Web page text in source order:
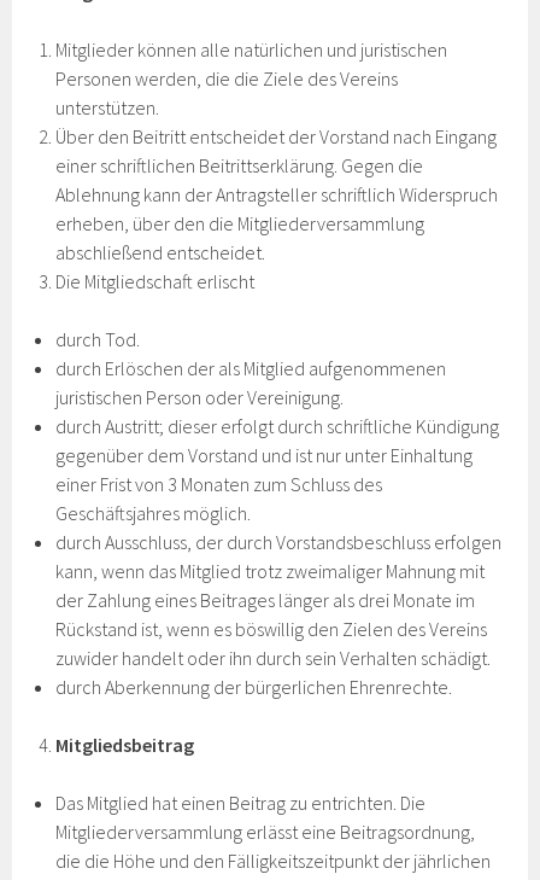
Mitglieder können alle natürlichen und juristischen
Personen werden, die die Ziele des Vereins
unterstützen.
Über den Beitritt entscheidet der Vorstand nach Eingang
einer schriftlichen Beitrittserklärung. Gegen die
Ablehnung kann der Antragsteller schriftlich Widerspruch
erheben, über den die Mitgliederversammlung
abschließend entscheidet.
Die Mitgliedschaft erlischt
durch Tod.
durch Erlöschen der als Mitglied aufgenommenen
juristischen Person oder Vereinigung.
durch Austritt; dieser erfolgt durch schriftliche Kündigung
gegenüber dem Vorstand und ist nur unter Einhaltung
einer Frist von 3 Monaten zum Schluss des
Geschäftsjahres möglich.
durch Ausschluss, der durch Vorstandsbeschluss erfolgen
kann, wenn das Mitglied trotz zweimaliger Mahnung mit
der Zahlung eines Beitrages länger als drei Monate im
Rückstand ist, wenn es böswillig den Zielen des Vereins
zuwider handelt oder ihn durch sein Verhalten schädigt.
durch Aberkennung der bürgerlichen Ehrenrechte.
Mitgliedsbeitrag
Das Mitglied hat einen Beitrag zu entrichten. Die
Mitgliederversammlung erlässt eine Beitragsordnung,
die die Höhe und den Fälligkeitszeitpunkt der jährlichen